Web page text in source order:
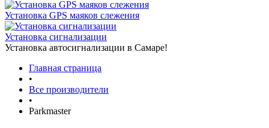
Установка GPS маяков слежения
Установка сигнализации
Установка автосигнализации в Самаре!
Главная страница
•
Все производители
•
Parkmaster